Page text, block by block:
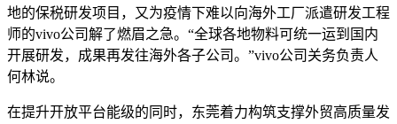
地的保税研发项目，又为疫情下难以向海外工厂派遣研发工程
师的vivo公司解了燃眉之急。“全球各地物料可统一运到国内
开展研发，成果再发往海外各子公司。”vivo公司关务负责人
何林说。
在提升开放平台能级的同时，东莞着力构筑支撑外贸高质量发